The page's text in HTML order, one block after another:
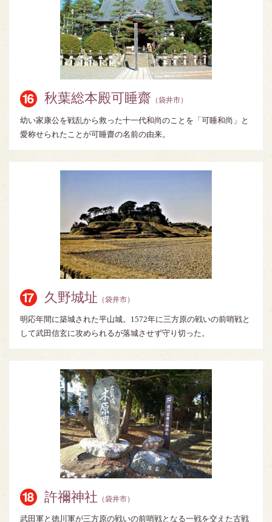
秋葉総本殿可睡齋 （袋井市）
幼い家康公を戦乱から救った十一代和尚のことを「可睡和尚」と
愛称せられたことが可睡齋の名前の由来。
久野城址 （袋井市）
明応年間に築城された平山城。1572年に三方原の戦いの前哨戦と
して武田信玄に攻められるが落城させず守り切った。
許禰神社 （袋井市）
武田軍と徳川軍が三方原の戦いの前哨戦となる一戦を交えた古戦